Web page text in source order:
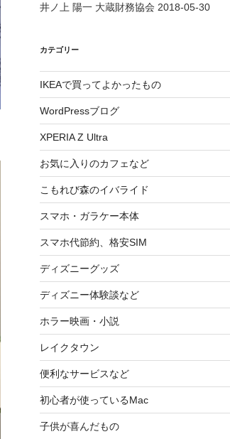
井ノ上 陽一 大蔵財務協会 2018-05-30
カテゴリー
IKEAで買ってよかったもの
WordPressブログ
XPERIA Z Ultra
お気に入りのカフェなど
こもれび森のイバライド
スマホ・ガラケー本体
スマホ代節約、格安SIM
ディズニーグッズ
ディズニー体験談など
ホラー映画・小説
レイクタウン
便利なサービスなど
初心者が使っているMac
子供が喜んだもの